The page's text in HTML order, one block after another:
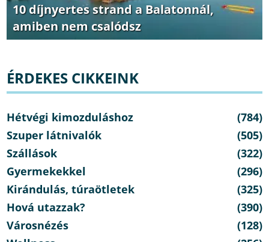
10 díjnyertes strand a Balatonnál,
amiben nem csalódsz
ÉRDEKES CIKKEINK
Hétvégi kimozduláshoz
(784)
Szuper látnivalók
(505)
Szállások
(322)
Gyermekekkel
(296)
Kirándulás, túraötletek
(325)
Hová utazzak?
(390)
Városnézés
(128)